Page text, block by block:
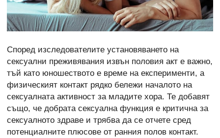
Според изследователите установяването на
сексуални преживявания извън половия акт е важно,
тъй като юношеството е време на експерименти, а
физическият контакт рядко бележи началото на
сексуалната активност за младите хора. Те добавят
също, че добрата сексуална функция е критична за
сексуалното здраве и трябва да се отчете сред
потенциалните плюсове от ранния полов контакт.